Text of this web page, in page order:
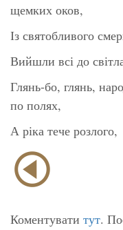
щемких оков,
Із святобливого
Вийшли всі до
Глянь-бо, глянь,
по полях,
А ріка тече розлого,
Коментувати тут.